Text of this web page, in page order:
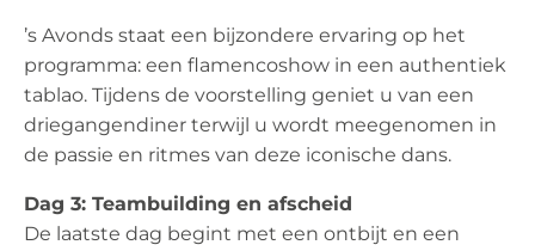
’s Avonds staat een bijzondere ervaring op het
programma: een flamencoshow in een authentiek
tablao. Tijdens de voorstelling geniet u van een
driegangendiner terwijl u wordt meegenomen in
de passie en ritmes van deze iconische dans.
Dag 3: Teambuilding en afscheid
De laatste dag begint met een ontbijt en een